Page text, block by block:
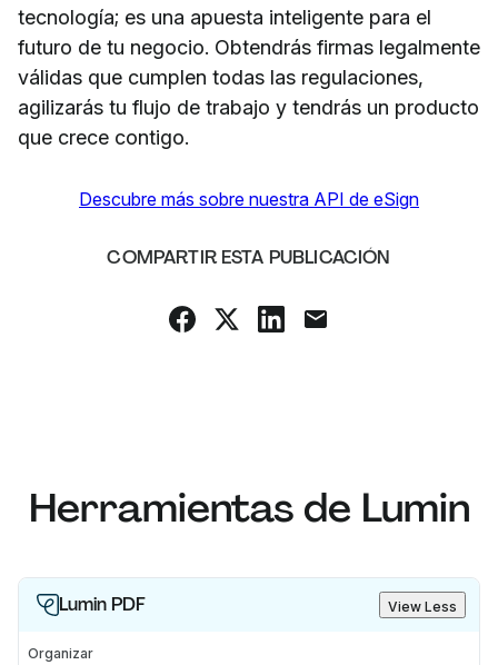
tecnología; es una apuesta inteligente para el
futuro de tu negocio. Obtendrás firmas legalmente
válidas que cumplen todas las regulaciones,
agilizarás tu flujo de trabajo y tendrás un producto
que crece contigo.
Descubre más sobre nuestra API de eSign
COMPARTIR ESTA PUBLICACIÓN
Herramientas de Lumin
Lumin PDF View Less
Organizar